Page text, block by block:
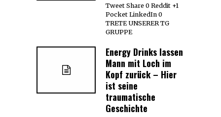
Tweet Share 0 Reddit +1
Pocket LinkedIn 0
TRETE UNSERER TG
GRUPPE
Energy Drinks lassen
Mann mit Loch im
Kopf zurück – Hier
ist seine
traumatische
Geschichte